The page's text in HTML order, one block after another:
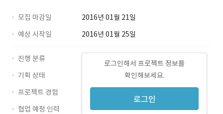
모집 마감일
2016년 01월 21일
예상 시작일
2016년 01월 25일
로그인해서 프로젝트 정보를
확인해보세요.
로그인
진행 분류
기획 상태
프로젝트 경험
협업 예정 인력